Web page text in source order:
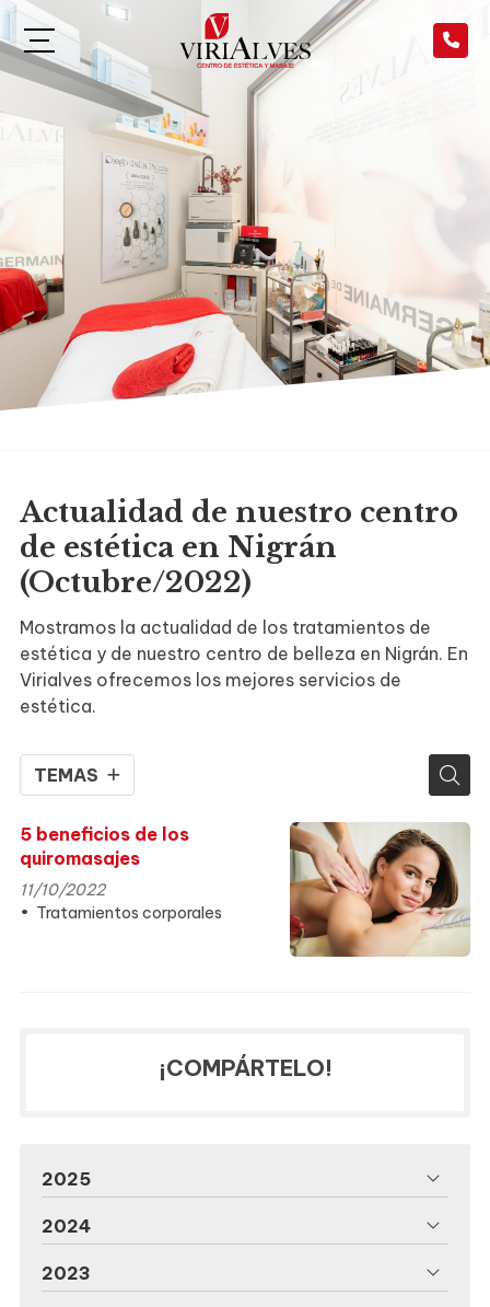
Actualidad de nuestro centro
de estética en Nigrán
(Octubre/2022)
Mostramos la actualidad de los tratamientos de
estética y de nuestro centro de belleza en Nigrán. En
Virialves ofrecemos los mejores servicios de
estética.
TEMAS
5 beneficios de los
quiromasajes
11/10/2022
Tratamientos corporales
¡COMPÁRTELO!
2025
2024
2023